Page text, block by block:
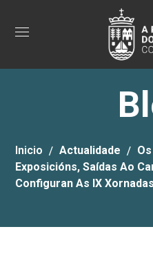
Inicio Actualidade
Exposicións, Saídas Ao
Configuran As IX